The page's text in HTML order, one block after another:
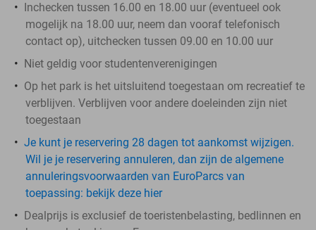
Inchecken tussen 16.00 en 18.00 uur (eventueel ook
mogelijk na 18.00 uur, neem dan vooraf telefonisch
contact op), uitchecken tussen 09.00 en 10.00 uur
Niet geldig voor studentenverenigingen
Op het park is het uitsluitend toegestaan om recreatief te
verblijven. Verblijven voor andere doeleinden zijn niet
toegestaan
Je kunt je reservering 28 dagen tot aankomst wijzigen.
Wil je je reservering annuleren, dan zijn de algemene
annuleringsvoorwaarden van EuroParcs van
toepassing: bekijk deze hier
Dealprijs is exclusief de toeristenbelasting, bedlinnen en